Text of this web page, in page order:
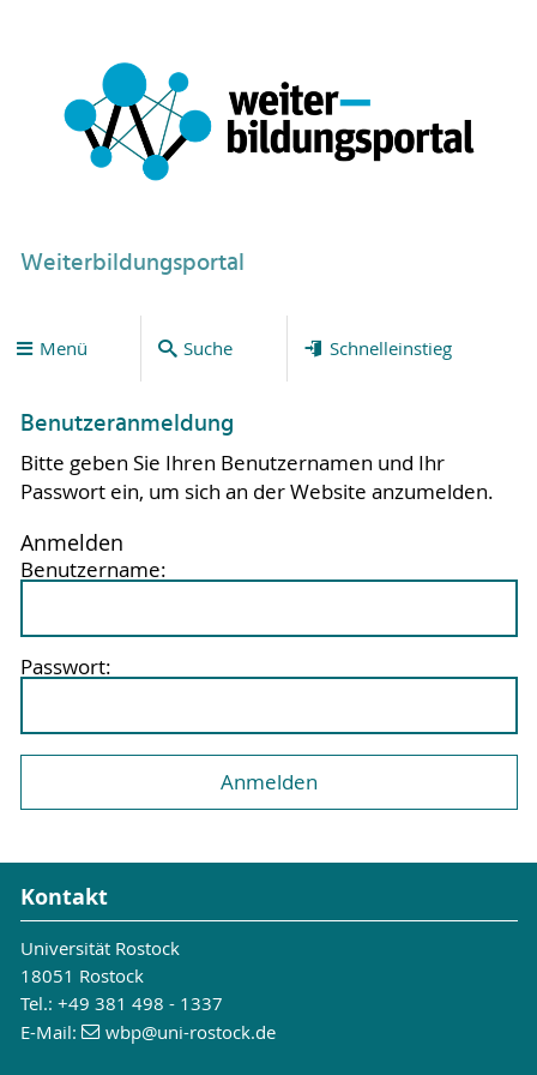
Weiterbildungsportal
Menü Suche Schnelleinstieg
Benutzeranmeldung
Bitte geben Sie Ihren Benutzernamen und Ihr
Passwort ein, um sich an der Website anzumelden.
Anmelden
Benutzername:
Passwort:
Kontakt
Universität Rostock
18051 Rostock
Tel.: +49 381 498 - 1337
E-Mail:
wbp@uni-rostock.de